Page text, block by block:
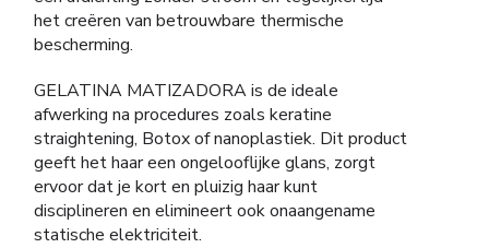
het creëren van betrouwbare thermische
bescherming.
GELATINA MATIZADORA is de ideale
afwerking na procedures zoals keratine
straightening, Botox of nanoplastiek. Dit product
geeft het haar een ongelooflijke glans, zorgt
ervoor dat je kort en pluizig haar kunt
disciplineren en elimineert ook onaangename
statische elektriciteit.